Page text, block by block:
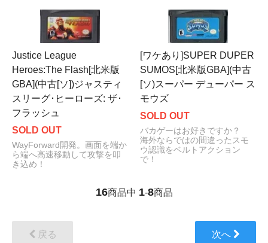
Justice League
Heroes:The Flash[北米版
GBA](中古[ソ])ジャスティ
スリーグ･ヒーローズ: ザ･
フラッシュ
SOLD OUT
WayForward開発。画面を端か
ら端へ高速移動して攻撃を叩
き込め！
[ワケあり]SUPER DUPER
SUMOS[北米版GBA](中古
[ソ)スーパー デューパー ス
モウズ
SOLD OUT
バカゲーはお好きですか？
海外ならではの間違ったスモ
ウ認識をベルトアクション
で！
16商品中 1-8商品
戻る 次へ